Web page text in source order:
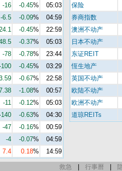
-16 -0.45%
05:03
-6.5 -0.09%
04:59
-0.45%
22:59
-0.37%
05:03
-78 -0.78%
23:44
100 -0.45%
03:29
-0.67%
22:58
-1.08%
00:57
-11 -0.12%
05:03
140 -0.63%
04:30
-47 -0.16%
00:59
-4 -0.07%
04:59
7.4 0.18% 14:59
保险
券商指数
澳洲不动产
日本不动产
东证REIT
恆生地产
英国不动产
欧陆不动产
欧洲不动产
道琼REITs
救急 行事曆